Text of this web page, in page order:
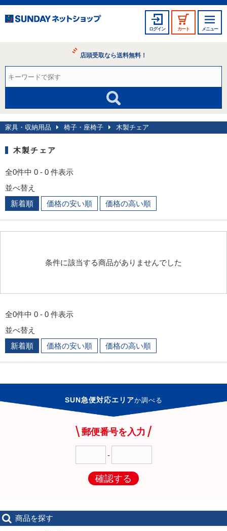
ログイン カート メニュー
店頭受取なら送料無料！
家具・収納用品 椅子・座椅子 木製チェア
木製チェア
全0件中 0 - 0 件表示
並べ替え
新着順
価格の安い順 価格の高い順
条件に該当する商品がありませんでした
全0件中 0 - 0 件表示
並べ替え
新着順
価格の安い順 価格の高い順
SUN急便対応エリアか調べる
郵便番号を入力
-
確認する
商品を探す